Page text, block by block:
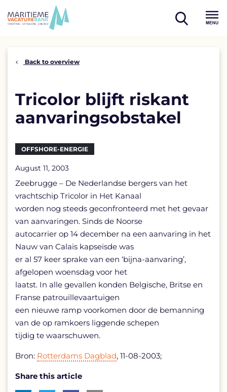
open
Back to overview
Tricolor blijft riskant
aanvaringsobstakel
OFFSHORE-ENERGIE
August 11, 2003
Zeebrugge – De Nederlandse bergers van het
vrachtschip Tricolor in Het Kanaal
worden nog steeds geconfronteerd met het gevaar
van aanvaringen. Sinds de Noorse
autocarrier op 14 december na een aanvaring in het
Nauw van Calais kapseisde was
er al 57 keer sprake van een ‘bijna-aanvaring’,
afgelopen woensdag voor het
laatst. In alle gevallen konden Belgische, Britse en
Franse patrouillevaartuigen
een nieuwe ramp voorkomen door de bemanning
van de op ramkoers liggende schepen
tijdig te waarschuwen.
Bron: Rotterdams Dagblad, 11-08-2003;
Share this article